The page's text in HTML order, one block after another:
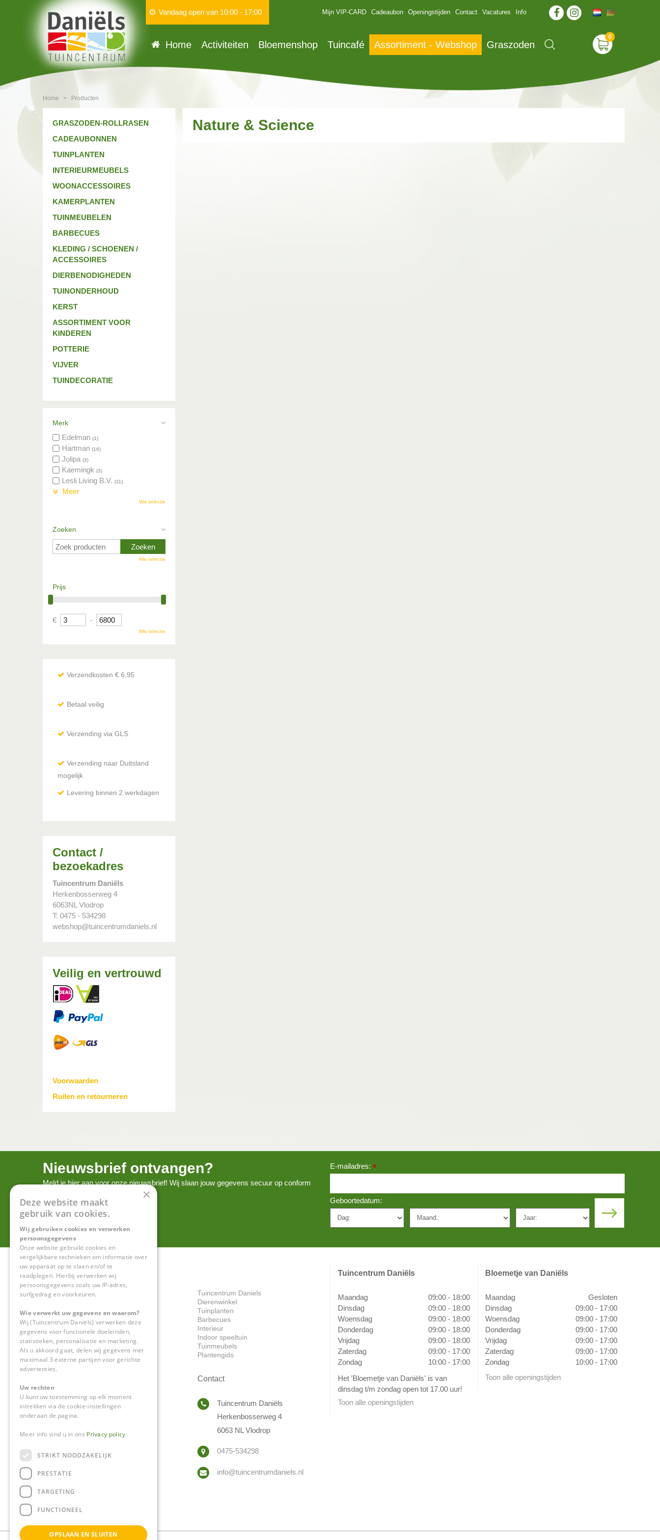
Home > Producten
Vandaag open van 10:00 - 17:00 Mijn VIP-CARD Cadeaubon Openingstijden Contact Vacatures Info
Home Activiteiten Bloemenshop Tuincafé Assortiment - Webshop Graszoden
Nature & Science
GRASZODEN-ROLLRASEN
CADEAUBONNEN
TUINPLANTEN
INTERIEURMEUBELS
WOONACCESSOIRES
KAMERPLANTEN
TUINMEUBELEN
BARBECUES
KLEDING / SCHOENEN /
ACCESSOIRES
DIERBENODIGHEDEN
TUINONDERHOUD
KERST
ASSORTIMENT VOOR
KINDEREN
POTTERIE
VIJVER
TUINDECORATIE
Merk
Edelman (1)
Hartman (16)
Jolipa (3)
Kaemingk (3)
Lesli Living B.V. (11)
Meer
Wis selectie
Zoeken
Wis selectie
Prijs
€ -
Wis selectie
Verzendkosten € 6,95
Betaal veilig
Verzending via GLS
Verzending naar Duitsland
mogelijk
Levering binnen 2 werkdagen
Contact /
bezoekadres
Tuincentrum Daniëls
Herkenbosserweg 4
6063NL Vlodrop
T: 0475 - 534298
webshop@tuincentrumdaniels.nl
Veilig en vertrouwd
Voorwaarden
Ruilen en retourneren
Nieuwsbrief ontvangen?
Meld je hier aan voor onze nieuwsbrief! Wij slaan jouw gegevens secuur op conform
E-mailadres: *
Geboortedatum:
Tuincentrum Daniels
Dierenwinkel
Tuinplanten
Barbecues
Interieur
Indoor speeltuin
Tuinmeubels
Plantengids
Contact
Tuincentrum Daniëls
Herkenbosserweg 4
6063 NL Vlodrop
0475-534298
info@tuincentrumdaniels.nl
Tuincentrum Daniëls
Maandag
09:00 - 18:00
Dinsdag
09:00 - 18:00
Woensdag
09:00 - 18:00
Donderdag
09:00 - 18:00
Vrijdag
09:00 - 18:00
Zaterdag
09:00 - 17:00
Zondag
10:00 - 17:00
Het 'Bloemetje van Daniëls' is van
dinsdag t/m zondag open tot 17.00 uur!
Toon alle openingstijden
Bloemetje van Daniëls
Maandag
Gesloten
Dinsdag
09:00 - 17:00
Woensdag
09:00 - 17:00
Donderdag
09:00 - 17:00
Vrijdag
09:00 - 17:00
Zaterdag
09:00 - 17:00
Zondag
10:00 - 17:00
Toon alle openingstijden
×
Deze website maakt
gebruik van cookies.
Wij gebruiken cookies en verwerken
persoonsgegevens
Onze website gebruikt cookies en
vergelijkbare technieken om informatie over
uw apparaat op te slaan en/of te
raadplegen. Hierbij verwerken wij
persoonsgegevens zoals uw IP-adres,
surfgedrag en voorkeuren.
Wie verwerkt uw gegevens en waarom?
Wij (Tuincentrum Daniëls) verwerken deze
gegevens voor functionele doeleinden,
statistieken, personalisatie en marketing.
Als u akkoord gaat, delen wij gegevens met
maximaal 3 externe partijen voor gerichte
advertenties.
Uw rechten
U kunt uw toestemming op elk moment
intrekken via de cookie-instellingen
onderaan de pagina.
Meer info vind u in ons Privacy policy
STRIKT NOODZAKELIJK
PRESTATIE
TARGETING
FUNCTIONEEL
OPSLAAN EN SLUITEN